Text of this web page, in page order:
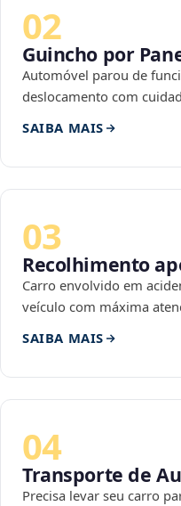
02
Guincho por
Automóvel parou de
deslocamento com
SAIBA MAIS
03
Recolhimento
Carro envolvido em
veículo com máxima
SAIBA MAIS
04
Transporte de
Precisa levar seu carro